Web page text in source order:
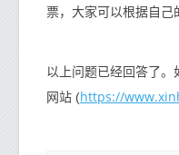
票，大家可以根据自己
以上问题已经回答了
网站 (https://